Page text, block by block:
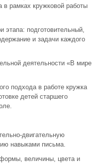
в рамках кружковой работы
подготовительный,
и задачи каждого
деятельности «В мире
подхода в работе кружка
детей старшего
двигательную
навыками письма.
величины, цвета и